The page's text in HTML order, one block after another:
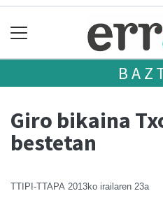
Giro bikaina
bestetan
TTIPI-TTAPA 2013ko irailaren 23a